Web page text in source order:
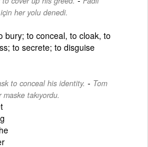
her yolu denedi.
bury; to conceal, to cloak, to
to secrete; to disguise
to conceal his identity. - Tom
takıyordu.